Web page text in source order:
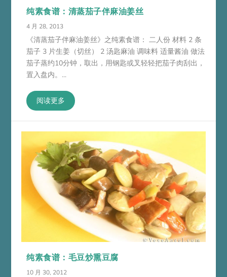
纯素食谱：清蒸茄子伴麻油姜丝
4 月 28, 2013
《清蒸茄子伴麻油姜丝》之纯素食谱： 二人份 材料 2 条
茄子 3 片生姜（切丝） 2 汤匙麻油 调味料 适量酱油 做法
茄子蒸约10分钟，取出，用钢匙或叉轻轻把茄子肉刮出，
置入盘内。...
阅读更多
纯素食谱：毛豆炒熏豆腐
10 月 30, 2012